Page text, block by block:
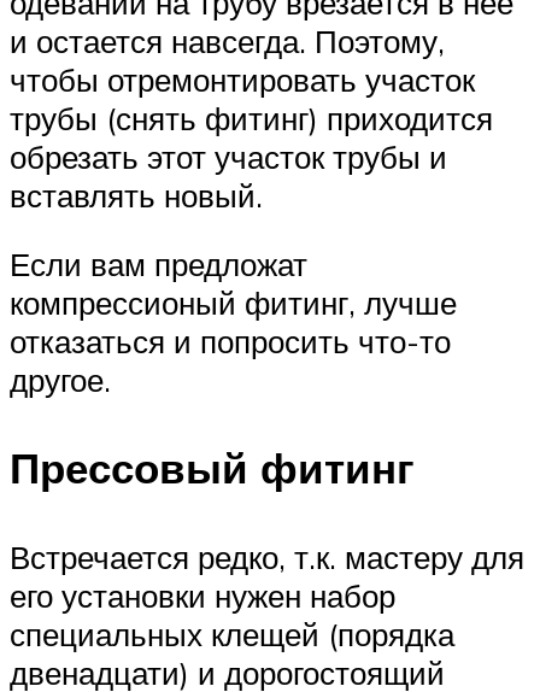
и остается навсегда. Поэтому,
чтобы отремонтировать участок
трубы (снять фитинг) приходится
обрезать этот участок трубы и
вставлять новый.
Если вам предложат
компрессионый фитинг, лучше
отказаться и попросить что-то
другое.
Прессовый фитинг
Встречается редко, т.к. мастеру для
его установки нужен набор
специальных клещей (порядка
двенадцати) и дорогостоящий